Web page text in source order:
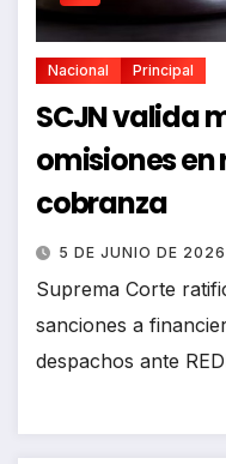
Nacional Principal
SCJN valida
omisiones en
cobranza
5 DE JUNIO DE 2026
Suprema Corte
sanciones a
despachos ante